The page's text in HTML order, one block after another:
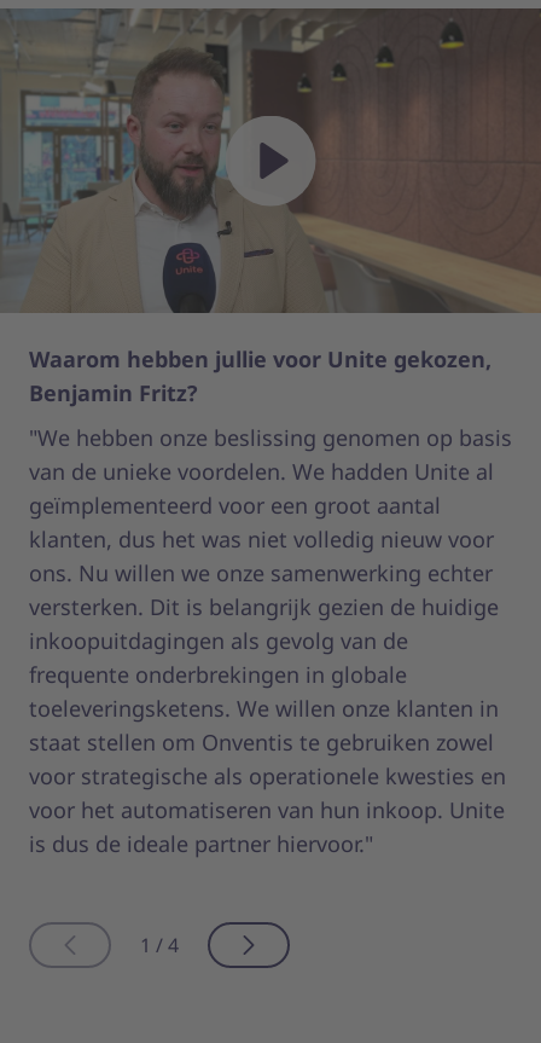
Play
Waarom hebben jullie voor Unite gekozen,
Benjamin Fritz?
"We hebben onze beslissing genomen op basis
van de unieke voordelen. We hadden Unite al
geïmplementeerd voor een groot aantal
klanten, dus het was niet volledig nieuw voor
ons. Nu willen we onze samenwerking echter
versterken. Dit is belangrijk gezien de huidige
inkoopuitdagingen als gevolg van de
frequente onderbrekingen in globale
toeleveringsketens. We willen onze klanten in
staat stellen om Onventis te gebruiken zowel
voor strategische als operationele kwesties en
voor het automatiseren van hun inkoop. Unite
is dus de ideale partner hiervoor."
1 / 4